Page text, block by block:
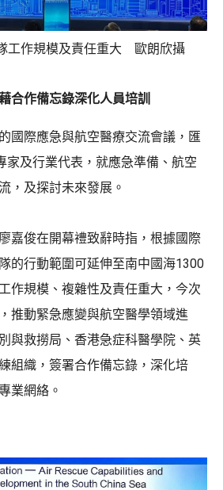
工作規模及責任重大 歐朗欣攝
合作備忘錄深化人員培訓
國際應急與航空醫療交流會議，匯
家及行業代表，就應急準備、航空
，及探討未來發展。
嘉俊在開幕禮致辭時指，根據國際
的行動範圍可延伸至南中國海1300
作規模、複雜性及責任重大，今次
推動緊急應變與航空醫學領域進
與救撈局、香港急症科醫學院、英
組織，簽署合作備忘錄，深化培
業網絡。